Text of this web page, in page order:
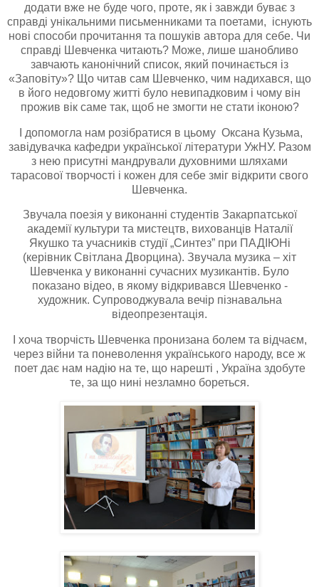
додати вже не буде чого, проте, як і завжди буває з
справді унікальними письменниками та поетами, існують
нові способи прочитання та пошуків автора для себе. Чи
справді Шевченка читають? Може, лише шанобливо
завчають канонічний список, який починається із
«Заповіту»? Що читав сам Шевченко, чим надихався, що
в його недовгому житті було невипадковим і чому він
прожив вік саме так, щоб не змогти не стати іконою?
І допомогла нам розібратися в цьому Оксана Кузьма,
завідувачка кафедри української літератури УжНУ. Разом
з нею присутні мандрували духовними шляхами
тарасової творчості і кожен для себе зміг відкрити свого
Шевченка.
Звучала поезія у виконанні студентів Закарпатської
академії культури та мистецтв, вихованців Наталії
Якушко та учасників студії „Синтез” при ПАДІЮНі
(керівник Світлана Дворцина). Звучала музика – хіт
Шевченка у виконанні сучасних музикантів. Було
показано відео, в якому відкривався Шевченко -
художник. Супроводжувала вечір пізнавальна
відеопрезентація.
І хоча творчість Шевченка пронизана болем та відчаєм,
через війни та поневолення українського народу, все ж
поет дає нам надію на те, що нарешті , Україна здобуте
те, за що нині незламно бореться.